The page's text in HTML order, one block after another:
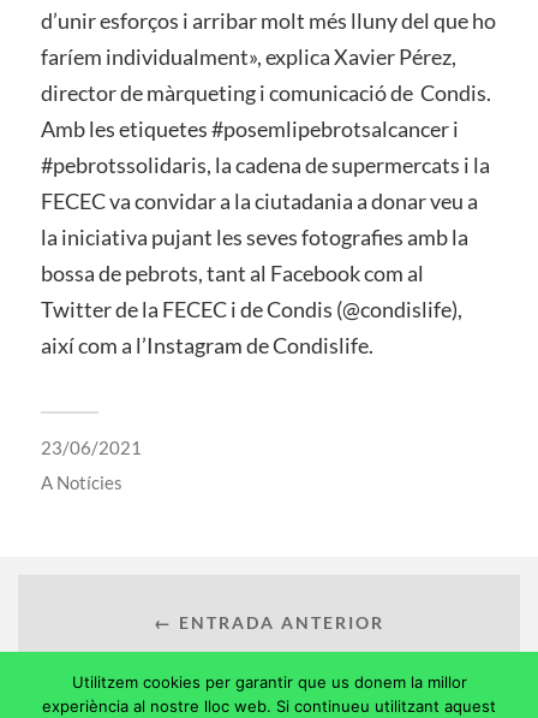
d’unir esforços i arribar molt més lluny del que ho
faríem individualment», explica Xavier Pérez,
director de màrqueting i comunicació de Condis.
Amb les etiquetes #posemlipebrotsalcancer i
#pebrotssolidaris, la cadena de supermercats i la
FECEC va convidar a la ciutadania a donar veu a
la iniciativa pujant les seves fotografies amb la
bossa de pebrots, tant al Facebook com al
Twitter de la FECEC i de Condis (@condislife),
així com a l’Instagram de Condislife.
23/06/2021
A Notícies
← ENTRADA ANTERIOR
Utilitzem cookies per garantir que us donem la millor
experiència al nostre lloc web. Si continueu utilitzant aquest